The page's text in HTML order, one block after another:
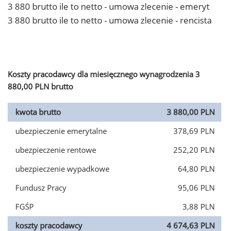
3 880 brutto ile to netto - umowa zlecenie - emeryt
3 880 brutto ile to netto - umowa zlecenie - rencista
Koszty pracodawcy dla miesięcznego wynagrodzenia 3
880,00 PLN brutto
kwota brutto
3 880,00 PLN
ubezpieczenie emerytalne
378,69 PLN
ubezpieczenie rentowe
252,20 PLN
ubezpieczenie wypadkowe
64,80 PLN
Fundusz Pracy
95,06 PLN
FGŚP
3,88 PLN
koszty pracodawcy
4 674,63 PLN